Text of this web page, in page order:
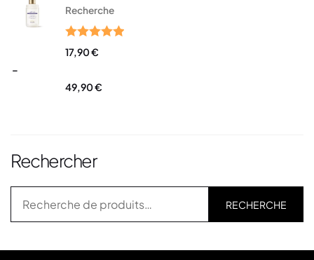
Recherche
Note 5.00
17,90€
–
49,90€
Rechercher
RECHERCHE